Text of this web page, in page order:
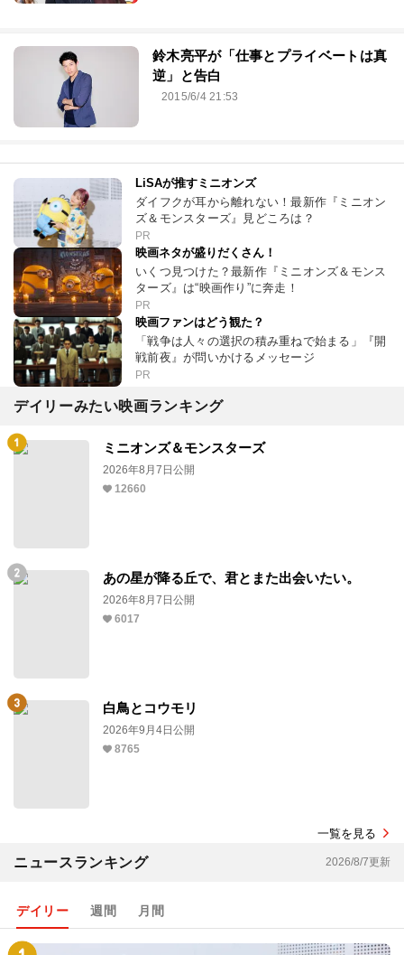
鈴木亮平が「仕事とプライベートは真
逆」と告白
2015/6/4 21:53
LiSAが推すミニオンズ
ダイフクが耳から離れない！最新作『ミニオン
ズ＆モンスターズ』見どころは？
PR
映画ネタが盛りだくさん！
いくつ見つけた？最新作『ミニオンズ＆モンス
ターズ』は“映画作り”に奔走！
PR
映画ファンはどう観た？
「戦争は人々の選択の積み重ねで始まる」『開
戦前夜』が問いかけるメッセージ
PR
デイリーみたい映画ランキング
ミニオンズ＆モンスターズ
2026年8月7日公開
12660
あの星が降る丘で、君とまた出会いたい。
2026年8月7日公開
6017
白鳥とコウモリ
2026年9月4日公開
8765
一覧を見る
ニュースランキング 2026/8/7更新
デイリー 週間 月間